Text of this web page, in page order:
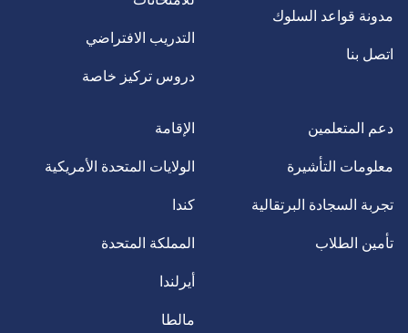
مدونة قواعد السلوك
اتصل بنا
التدريب الافتراضي
دروس تركيز خاصة
دعم المتعلمين
معلومات التأشيرة
تجربة السجادة البرتقالية
تأمين الطلاب
الإقامة
الولايات المتحدة الأمريكية
كندا
المملكة المتحدة
أيرلندا
مالطا